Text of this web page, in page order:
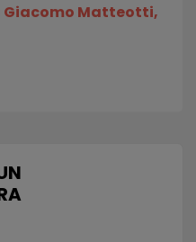
Giacomo Matteotti,